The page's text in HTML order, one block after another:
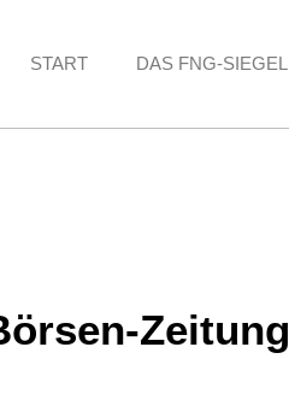
START DAS FNG-SIEGEL
Zeitung